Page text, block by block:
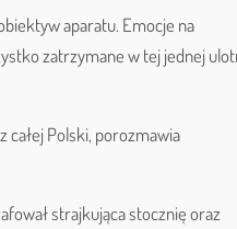
aparatu. Emocje na
zatrzymane w tej jednej
Polski, porozmawia
strajkująca stocznię oraz